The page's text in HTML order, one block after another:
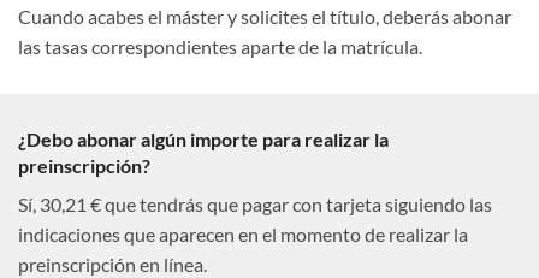
Cuando acabes el máster y solicites el título, deberás abonar
las tasas correspondientes aparte de la matrícula.
¿Debo abonar algún importe para realizar la
preinscripción?
Sí, 30,21 € que tendrás que pagar con tarjeta siguiendo las
indicaciones que aparecen en el momento de realizar la
preinscripción en línea.